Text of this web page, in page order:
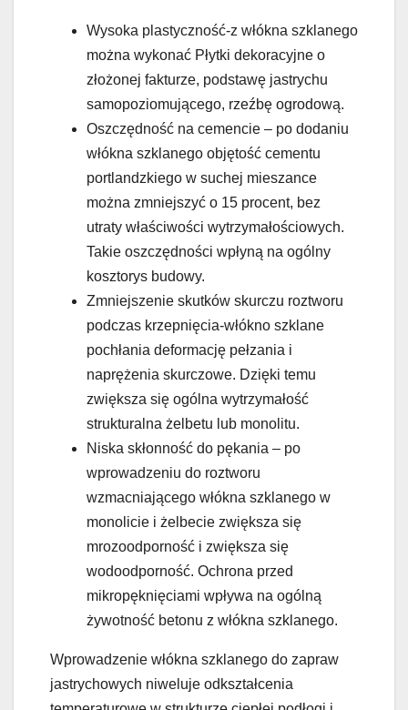
Wysoka plastyczność-z włókna szklanego
można wykonać Płytki dekoracyjne o
złożonej fakturze, podstawę jastrychu
samopoziomującego, rzeźbę ogrodową.
Oszczędność na cemencie – po dodaniu
włókna szklanego objętość cementu
portlandzkiego w suchej mieszance
można zmniejszyć o 15 procent, bez
utraty właściwości wytrzymałościowych.
Takie oszczędności wpłyną na ogólny
kosztorys budowy.
Zmniejszenie skutków skurczu roztworu
podczas krzepnięcia-włókno szklane
pochłania deformację pełzania i
naprężenia skurczowe. Dzięki temu
zwiększa się ogólna wytrzymałość
strukturalna żelbetu lub monolitu.
Niska skłonność do pękania – po
wprowadzeniu do roztworu
wzmacniającego włókna szklanego w
monolicie i żelbecie zwiększa się
mrozoodporność i zwiększa się
wodoodporność. Ochrona przed
mikropęknięciami wpływa na ogólną
żywotność betonu z włókna szklanego.
Wprowadzenie włókna szklanego do zapraw
jastrychowych niweluje odkształcenia